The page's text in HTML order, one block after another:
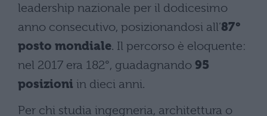
leadership nazionale per il dodicesimo
anno consecutivo, posizionandosi all’87°
posto mondiale. Il percorso è eloquente:
nel 2017 era 182°, guadagnando 95
posizioni in dieci anni.
Per chi studia ingegneria, architettura o